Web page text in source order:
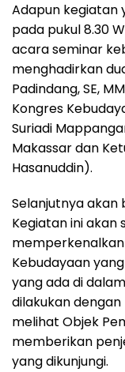
k
p
Adapun kegiatan
pada pukul 8.30
acara seminar
menghadirkan
Padindang, SE,
Kongres
Suriadi
Makassar dan
Hasanuddin).
Selanjutnya akan
Kegiatan ini
Kebudayaan
yang ada di
dilakukan
melihat Objek
memberikan
yang dikunjungi.